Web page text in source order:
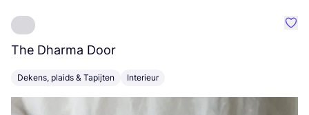
The Dharma Door
Dekens, plaids & Tapijten Interieur